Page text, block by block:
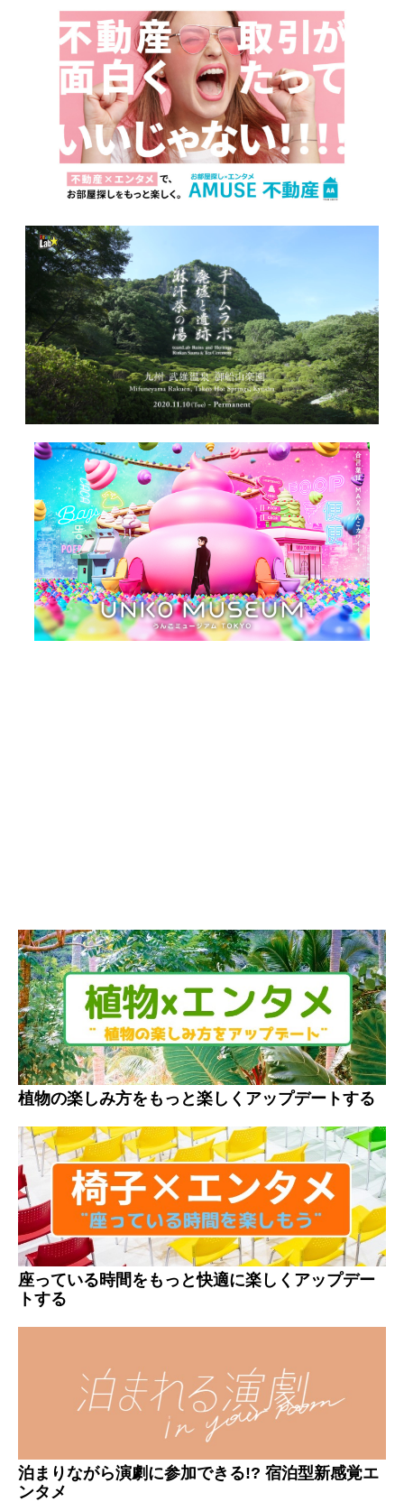
植物の楽しみ方をもっと楽しくアップデートする
座っている時間をもっと快適に楽しくアップデー
トする
泊まりながら演劇に参加できる!? 宿泊型新感覚エ
ンタメ